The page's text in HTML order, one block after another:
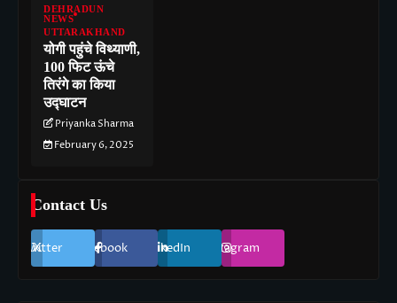
DEHRADUN
NEWS
UTTARAKHAND
योगी पहुंचे विथ्याणी,
100 फिट ऊंचे
तिरंगे का किया
उद्घाटन
Priyanka Sharma
February 6, 2025
Contact Us
Twitter Facebook LinkedIn Instagram